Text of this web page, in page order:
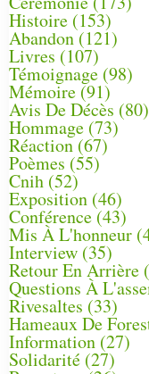
Histoire (153)
Abandon(121)
Livres (107)
Témoignage (98)
Mémoire (91)
Avis De Décès (80)
Hommage (73)
Réaction(67)
Poèmes (55)
Cnih (52)
Exposition (46)
Conférence(43)
Mis À L'honneur
Interview (35)
Retour En Arrière
Questions À
Rivesaltes (33)
Hameaux De
Information (27)
Solidarité (27)